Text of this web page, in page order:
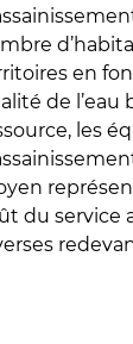
en
de l’eau
les
du service